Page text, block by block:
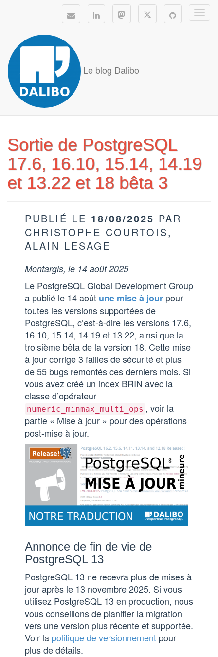
Le blog Dalibo
Sortie de PostgreSQL
17.6, 16.10, 15.14, 14.19
et 13.22 et 18 bêta 3
PUBLIÉ LE 18/08/2025 PAR
CHRISTOPHE COURTOIS,
ALAIN LESAGE
Montargis, le 14 août 2025
Le PostgreSQL Global Development Group
a publié le 14 août une mise à jourpour
toutes les versions supportées de
PostgreSQL, c’est-à-dire les versions 17.6,
16.10, 15.14, 14.19 et 13.22, ainsi que la
troisième bêta de la version 18. Cette mise
à jour corrige 3 failles de sécurité et plus
de 55 bugs remontés ces derniers mois. Si
vous avez créé un index BRIN avec la
classe d’opérateur
numeric_minmax_multi_ops , voir la
partie « Mise à jour » pour des opérations
post-mise à jour.
Annonce de fin de vie de
PostgreSQL 13
PostgreSQL 13 ne recevra plus de mises à
jour après le 13 novembre 2025. Si vous
utilisez PostgreSQL 13 en production, nous
vous conseillons de planifier la migration
vers une version plus récente et supportée.
Voir la politique de versionnementpour
plus de détails.